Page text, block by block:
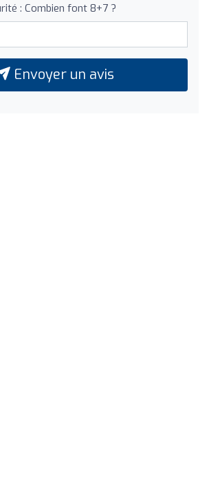
: Combien font 8+7 ?
Envoyer un avis